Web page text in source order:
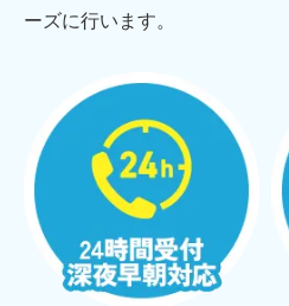
ーズに行います。